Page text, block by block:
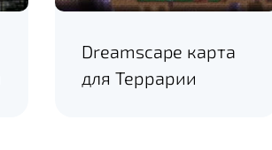
Dreamscape карта
для Террарии